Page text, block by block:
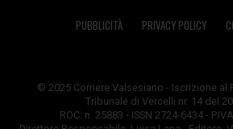
PUBBLICITÀ PRIVACY POLICY
© 2025 Corriere Valsesiano - Iscrizione al
Tribunale di Vercelli nr. 14 del
ROC: n. 25883 - ISSN 2724-6434 -